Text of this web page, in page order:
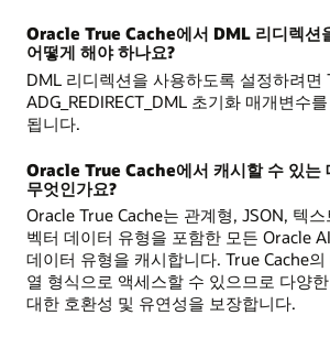
Oracle True Cache에서 DML 리디렉션
어떻게 해야 하나요?
DML 리디렉션을 사용하도록 설정하려면
ADG_REDIRECT_DML 초기화 매개변수
됩니다.
Oracle True Cache에서 캐시할 수 있는
무엇인가요?
Oracle True Cache는 관계형, JSON, 텍
벡터 데이터 유형을 포함한 모든 Oracle
데이터 유형을 캐시합니다. True Cache
열 형식으로 액세스할 수 있으므로 다양
대한 호환성 및 유연성을 보장합니다.